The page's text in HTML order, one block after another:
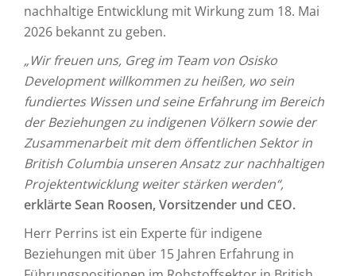
nachhaltige Entwicklung mit Wirkung zum 18. Mai
2026 bekannt zu geben.
„Wir freuen uns, Greg im Team von Osisko
Development willkommen zu heißen, wo sein
fundiertes Wissen und seine Erfahrung im Bereich
der Beziehungen zu indigenen Völkern sowie der
Zusammenarbeit mit dem öffentlichen Sektor in
British Columbia unseren Ansatz zur nachhaltigen
Projektentwicklung weiter stärken werden“,
erklärte Sean Roosen, Vorsitzender und CEO.
Herr Perrins ist ein Experte für indigene
Beziehungen mit über 15 Jahren Erfahrung in